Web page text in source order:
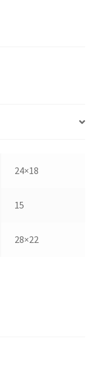
24×18
15
28×22